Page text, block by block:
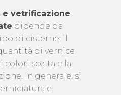
vetrificazione
dipende da
di cisterne, il
di vernice
colori scelta e la
In generale, si
e